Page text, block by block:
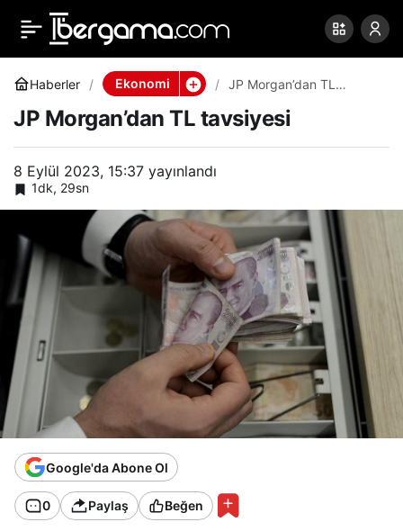
Haberler Ekonomi
JP Morgan’dan TL
JP Morgan’dan TL tavsiyesi
8 Eylül 2023, 15:37 yayınlandı
1dk, 29sn
Google'da Abone Ol
0 Paylaş Beğen
JP Morgan’dan TL
tavsiyesi
0 Paylaş